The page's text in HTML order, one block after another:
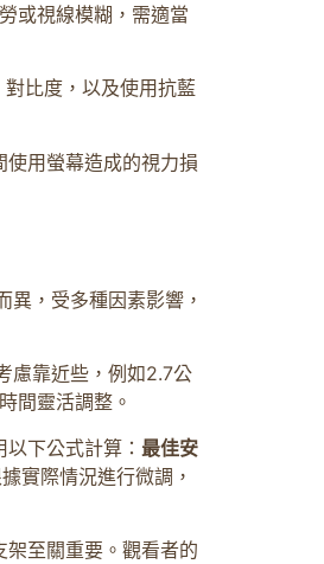
或視線模糊，需適當
比度，以及使用抗藍
用螢幕造成的視力損
，受多種因素影響，
慮靠近些，例如2.7公
間靈活調整。
下公式計算： 最佳安
實際情況進行微調，
至關重要。觀看者的